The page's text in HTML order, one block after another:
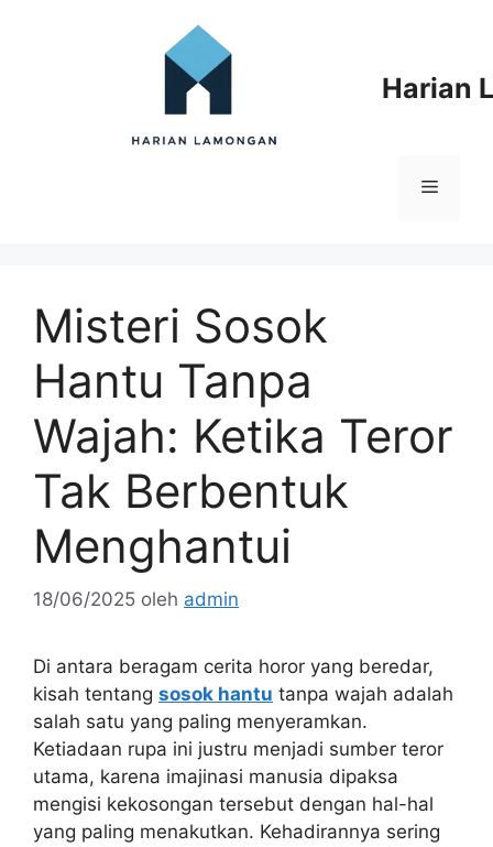
Harian
Menu
Misteri Sosok
Hantu Tanpa
Wajah: Ketika Teror
Tak Berbentuk
Menghantui
18/06/2025 oleh admin
Di antara beragam cerita horor yang beredar,
kisah tentang sosok hantu tanpa wajah adalah
salah satu yang paling menyeramkan.
Ketiadaan rupa ini justru menjadi sumber teror
utama, karena imajinasi manusia dipaksa
mengisi kekosongan tersebut dengan hal-hal
yang paling menakutkan. Kehadirannya sering